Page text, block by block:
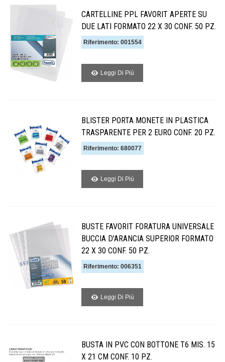
CARTELLINE PPL FAVORIT APERTE SU
DUE LATI FORMATO 22 X 30 CONF. 50 PZ.
Riferimento: 001554
Leggi Di Piú
BLISTER PORTA MONETE IN PLASTICA
TRASPARENTE PER 2 EURO CONF. 20 PZ.
Riferimento: 680077
Leggi Di Piú
BUSTE FAVORIT FORATURA UNIVERSALE
BUCCIA D'ARANCIA SUPERIOR FORMATO
22 X 30 CONF. 50 PZ.
Riferimento: 006351
Leggi Di Piú
BUSTA IN PVC CON BOTTONE T6 MIS. 15
X 21 CM CONF. 10 PZ.